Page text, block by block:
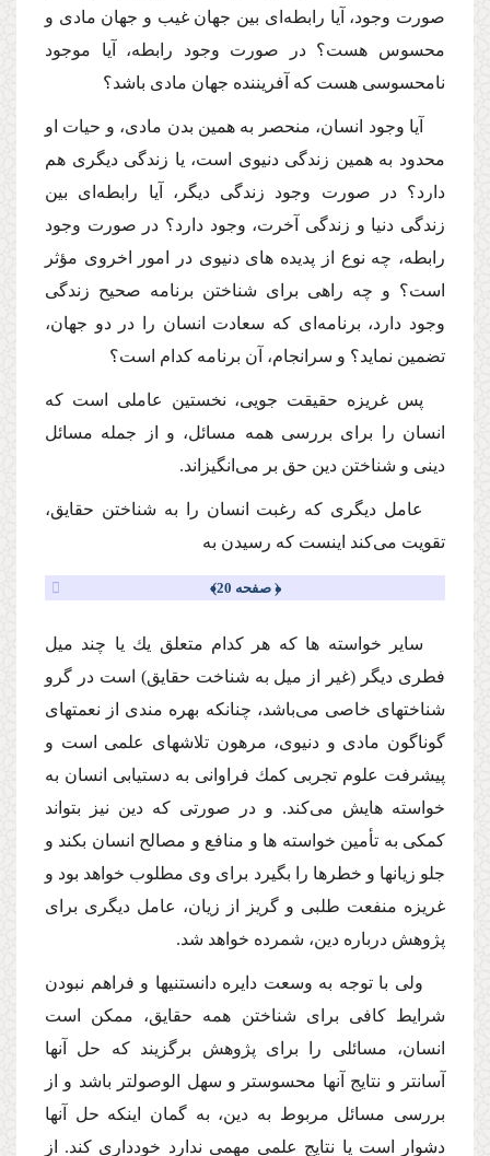
صورت وجود، آیا رابطه‌اى بین جهان غیب و جهان مادى و
محسوس هست؟ در صورت وجود رابطه، آیا موجود
نامحسوسى هست كه آفریننده جهان مادى باشد؟
آیا وجود انسان، منحصر به همین بدن مادى، و حیات او
محدود به همین زندگى دنیوى است، یا زندگى دیگرى هم
دارد؟ در صورت وجود زندگى دیگر، آیا رابطه‌اى بین
زندگى دنیا و زندگى آخرت، وجود دارد؟ در صورت وجود
رابطه، چه نوع از پدیده هاى دنیوى در امور اخروى مؤثر
است؟ و چه راهى براى شناختن برنامه صحیح زندگى
وجود دارد، برنامه‌اى كه سعادت انسان را در دو جهان،
تضمین نماید؟ و سرانجام، آن برنامه كدام است؟
پس غریزه حقیقت جویى، نخستین عاملى است كه
انسان را براى بررسى همه مسائل، و از جمله مسائل
دینى و شناختن دین حق بر مى‌انگیزاند.
عامل دیگرى كه رغبت انسان را به شناختن حقایق،
تقویت مى‌كند اینست كه رسیدن به
﴿ صفحه 20﴾
سایر خواسته ها كه هر كدام متعلق یك یا چند میل
فطرى دیگر (غیر از میل به شناخت حقایق) است در گرو
شناختهاى خاصى مى‌باشد، چنانكه بهره مندى از نعمتهاى
گوناگون مادى و دنیوى، مرهون تلاشهاى علمى است و
پیشرفت علوم تجربى كمك فراوانى به دستیابى انسان به
خواسته هایش مى‌كند. و در صورتى كه دین نیز بتواند
كمكى به تأمین خواسته ها و منافع و مصالح انسان بكند و
جلو زیانها و خطرها را بگیرد براى وى مطلوب خواهد بود و
غریزه منفعت طلبى و گریز از زیان، عامل دیگرى براى
پژوهش درباره دین، شمرده خواهد شد.
ولى با توجه به وسعت دایره دانستنیها و فراهم نبودن
شرایط كافى براى شناختن همه حقایق، ممكن است
انسان، مسائلى را براى پژوهش برگزیند كه حل آنها
آسانتر و نتایج آنها محسوستر و سهل الوصولتر باشد و از
بررسى مسائل مربوط به دین، به گمان اینكه حل آنها
دشوار است یا نتایج علمى مهمى ندارد خوددارى كند. از